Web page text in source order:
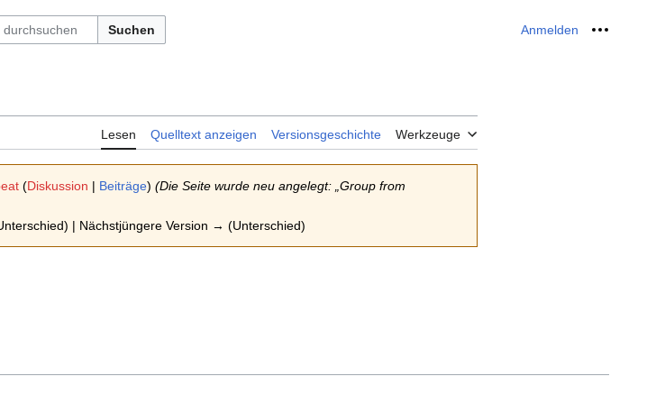
Suchen Anmelden Meine
Lesen Quelltext anzeigen Versionsgeschichte Werkzeuge
(Diskussion | Beiträge) (Die Seite wurde neu angelegt: „Group from
| Nächstjüngere Version → (Unterschied)